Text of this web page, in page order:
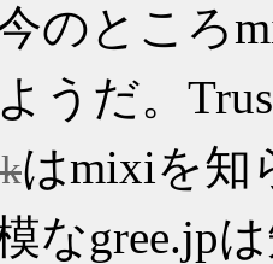
のところ
うだ。
はmixiを知
なgree.jp